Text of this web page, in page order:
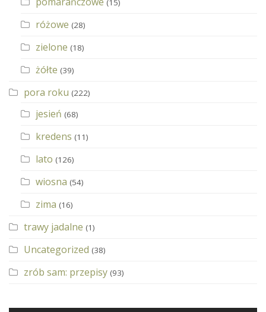
(15)
różowe (28)
zielone (18)
żółte (39)
pora roku (222)
jesień (68)
kredens (11)
lato (126)
wiosna (54)
zima (16)
trawy jadalne (1)
Uncategorized (38)
zrób sam: przepisy (93)